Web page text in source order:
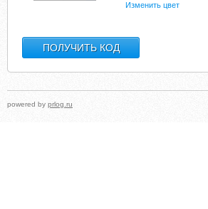
Изменить цвет
powered by prlog.ru